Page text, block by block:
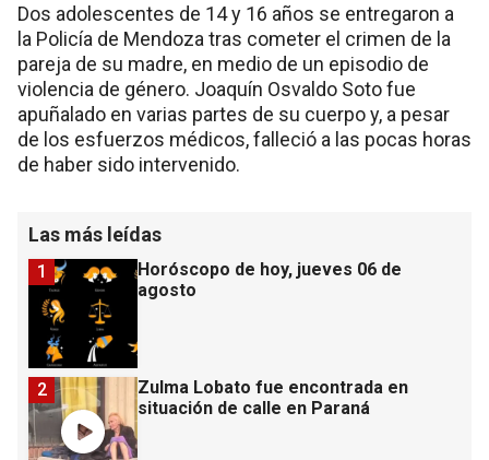
Dos adolescentes de 14 y 16 años se entregaron a
la Policía de Mendoza tras cometer el crimen de la
pareja de su madre, en medio de un episodio de
violencia de género. Joaquín Osvaldo Soto fue
apuñalado en varias partes de su cuerpo y, a pesar
de los esfuerzos médicos, falleció a las pocas horas
de haber sido intervenido.
Las más leídas
Horóscopo de hoy, jueves 06 de
agosto
1
Zulma Lobato fue encontrada en
situación de calle en Paraná
2